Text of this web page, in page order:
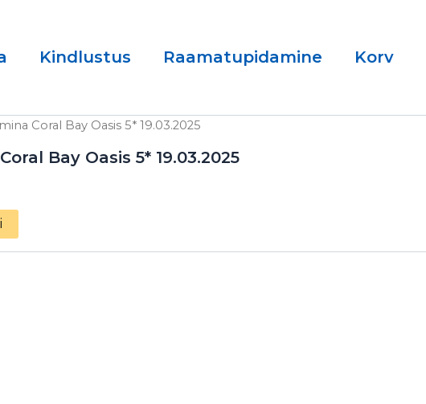
Kindlustus Raamatupidamine Korv
Coral Bay Oasis 5* 19.03.2025
Bay Oasis 5* 19.03.2025